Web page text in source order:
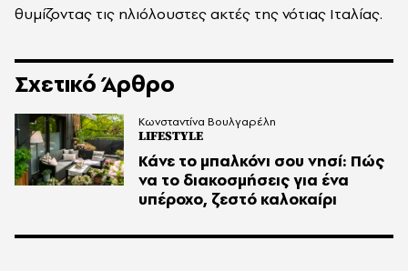
θυμίζοντας τις ηλιόλουστες ακτές της νότιας Ιταλίας.
Σχετικό Άρθρο
LIFESTYLE
Κάνε το μπαλκόνι σου νησί: Πώς
να το διακοσμήσεις για ένα
υπέροχο, ζεστό καλοκαίρι
Κωνσταντίνα Βουλγαρέλη